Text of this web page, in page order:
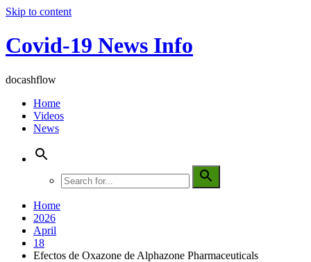
Skip to content
Covid-19 News Info
docashflow
Home
Videos
News
Home
2026
April
18
Efectos de Oxazone de Alphazone Pharmaceuticals